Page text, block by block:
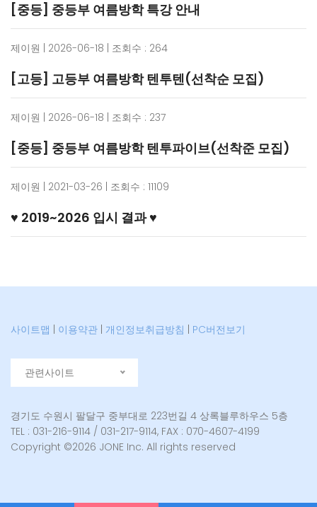
[중등] 중등부 여름방학 특강 안내
제이원 | 2026-06-18 | 조회수 : 264
[고등] 고등부 여름방학 텐투텐(선착순 모집)
제이원 | 2026-06-18 | 조회수 : 237
[중등] 중등부 여름방학 텐투파이브(선착준 모집)
제이원 | 2021-03-26 | 조회수 : 11109
♥ 2019~2026 입시 결과 ♥
사이트맵 이용약관 개인정보취급방침 PC버전보기
관련사이트
경기도 수원시 팔달구 중부대로 223번길 4 상록블루하우스 5층
TEL : 031-216-9114 / 031-217-9114, FAX : 070-4607-4199
Copyright ©2026 JONE Inc. All rights reserved